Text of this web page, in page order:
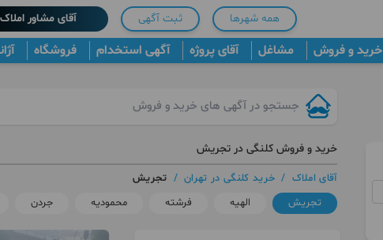
همه شهرها ثبت آگهی آقای مشاور املاک
خرید و فروش مشاغل آقای پروژه آگهی استخدام فروشگاه
خرید و فروش کلنگی در تجریش
آقای املاک / خرید کلنگی در تهران / تجریش
تجریش
الهیه فرشته محمودیه جردن